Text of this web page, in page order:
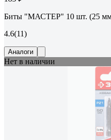
Биты "МАСТЕР" 10 шт. (25 мм;
4.6(11)
Аналоги
Нет в наличии